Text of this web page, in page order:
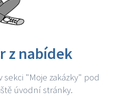
z nabídek
"Moje zakázky" pod
úvodní stránky.